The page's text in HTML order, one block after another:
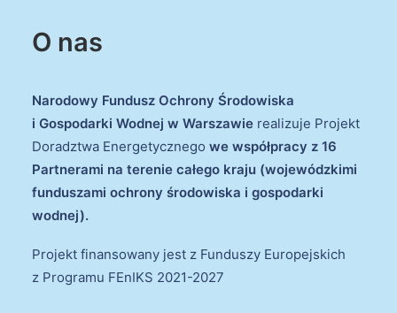
O nas
Narodowy Fundusz Ochrony Środowiska
i Gospodarki Wodnej w Warszawie realizuje Projekt
Doradztwa Energetycznego we współpracy z 16
Partnerami na terenie całego kraju (wojewódzkimi
funduszami ochrony środowiska i gospodarki
wodnej).
Projekt finansowany jest z Funduszy Europejskich
z Programu FEnIKS 2021-2027